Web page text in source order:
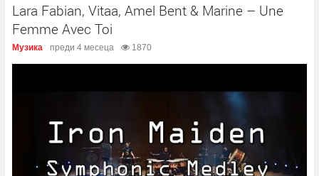
Lara Fabian, Vitaa, Amel Bent & Marine – Une
Femme Avec Toi
Музика преди 4 месеца 1870